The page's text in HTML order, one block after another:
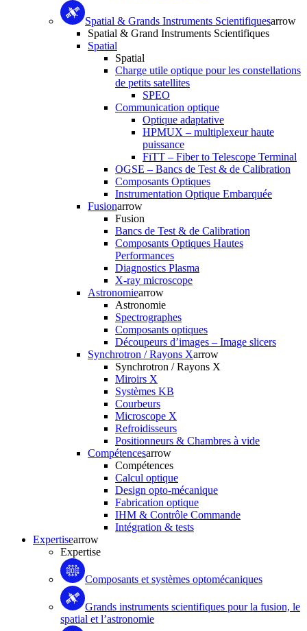
Spatial & Grands Instruments Scientifiquesarrow
Spatial & Grand Instruments Scientifiques
Spatial
Spatial
Charge utile optique pour les constellations
de petits satellites
SPEO
Communication optique
Optique adaptative
HPMUX – multiplexeur haute
puissance
FiTT – Fiber to Telescope Terminal
OGSE – Bancs de Test & de Calibration
Composants Optiques
Instrumentation Optique Embarquée
Fusionarrow
Fusion
Bancs de Test & de Calibration
Composants Optiques Hautes
Performances
Diagnostics Plasma
X-ray microscope
Astronomiearrow
Astronomie
Spectrographes
Composants optiques
Découpeurs d’images – Image slicers
Synchrotron / Rayons Xarrow
Synchrotron / Rayons X
Miroirs X
Systèmes KB
Courbeurs
Microscope X
Refroidisseurs
Positionneurs & Chambres à vide
Compétencesarrow
Compétences
Calcul optique
Design opto-mécanique
Fabrication optique
IHM & Contrôle Commande
Intégration & tests
Expertisearrow
Expertise
Composants et systèmes optomécaniques
Grands instruments scientifiques pour la fusion, le
spatial et l’astronomie